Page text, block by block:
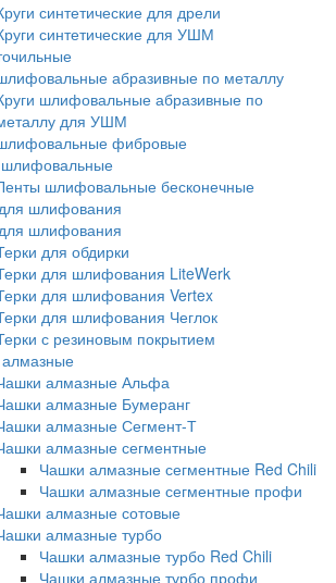
синтетические для дрели
синтетические для УШМ
абразивные по металлу
шлифовальные абразивные по
для УШМ
фибровые
шлифовальные бесконечные
шлифования
шлифования
для обдирки
для шлифования LiteWerk
для шлифования Vertex
для шлифования Чеглок
с резиновым покрытием
алмазные Альфа
алмазные Бумеранг
алмазные Сегмент-Т
алмазные сегментные
Чашки алмазные сегментные Red Chili
Чашки алмазные сегментные профи
алмазные сотовые
алмазные турбо
Чашки алмазные турбо Red Chili
Чашки алмазные турбо профи